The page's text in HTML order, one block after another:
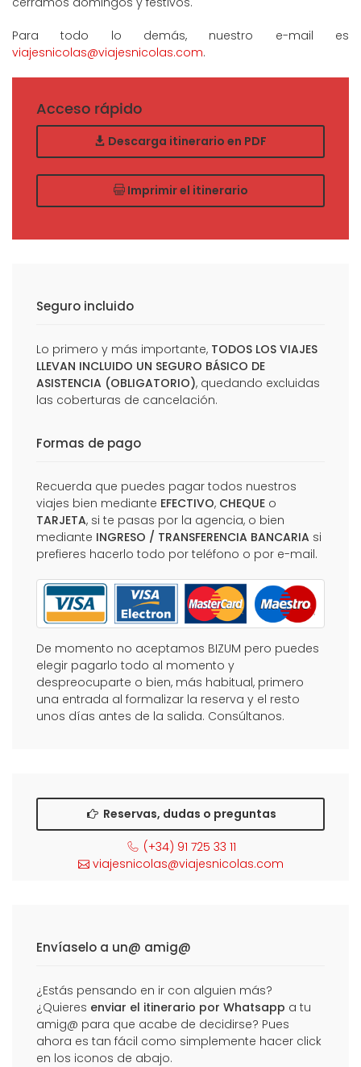
Para todo lo demás, nuestro e-mail es
viajesnicolas@viajesnicolas.com.
Acceso rápido
Descarga itinerario en PDF
Imprimir el itinerario
Seguro incluido
Lo primero y más importante, TODOS LOS VIAJES
LLEVAN INCLUIDO UN SEGURO BÁSICO DE
ASISTENCIA (OBLIGATORIO), quedando excluidas
las coberturas de cancelación.
Formas de pago
Recuerda que puedes pagar todos nuestros
viajes bien mediante EFECTIVO, CHEQUE o
TARJETA, si te pasas por la agencia, o bien
mediante INGRESO / TRANSFERENCIA BANCARIA si
prefieres hacerlo todo por teléfono o por e-mail.
De momento no aceptamos BIZUM pero puedes
elegir pagarlo todo al momento y
despreocuparte o bien, más habitual, primero
una entrada al formalizar la reserva y el resto
unos días antes de la salida. Consúltanos.
Reservas, dudas o preguntas
(+34) 91 725 33 11
viajesnicolas@viajesnicolas.com
Envíaselo a un@ amig@
¿Estás pensando en ir con alguien más?
¿Quieres enviar el itinerario por Whatsapp a tu
amig@ para que acabe de decidirse? Pues
ahora es tan fácil como simplemente hacer click
en los iconos de abajo.